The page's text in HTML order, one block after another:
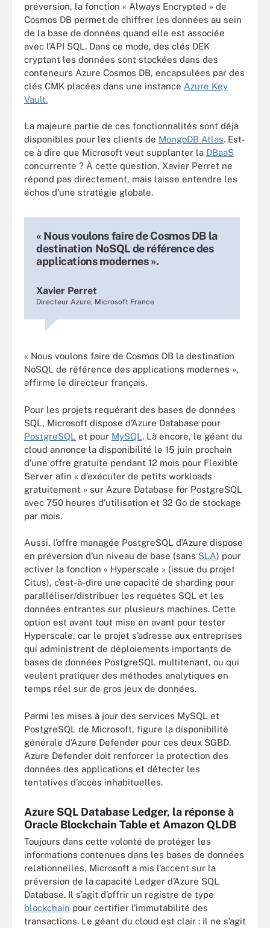
préversion, la fonction « Always Encrypted » de
Cosmos DB permet de chiffrer les données au sein
de la base de données quand elle est associée
avec l’API SQL. Dans ce mode, des clés DEK
cryptant les données sont stockées dans des
conteneurs Azure Cosmos DB, encapsulées par des
clés CMK placées dans une instance Azure Key
Vault.
La majeure partie de ces fonctionnalités sont déjà
disponibles pour les clients de MongoDB Atlas. Est-
ce à dire que Microsoft veut supplanter la DBaaS
concurrente ? À cette question, Xavier Perret ne
répond pas directement, mais laisse entendre les
échos d’une stratégie globale.
« Nous voulons faire de Cosmos DB la
destination NoSQL de référence des
applications modernes ».
Xavier Perret
Directeur Azure, Microsoft France
« Nous voulons faire de Cosmos DB la destination
NoSQL de référence des applications modernes »,
affirme le directeur français.
Pour les projets requérant des bases de données
SQL, Microsoft dispose d’Azure Database pour
PostgreSQL et pour MySQL. Là encore, le géant du
cloud annonce la disponibilité le 15 juin prochain
d’une offre gratuite pendant 12 mois pour Flexible
Server afin « d’exécuter de petits workloads
gratuitement » sur Azure Database for PostgreSQL
avec 750 heures d’utilisation et 32 Go de stockage
par mois.
Aussi, l’offre managée PostgreSQL d’Azure dispose
en préversion d’un niveau de base (sans SLA) pour
activer la fonction « Hyperscale » (issue du projet
Citus), c’est-à-dire une capacité de sharding pour
paralléliser/distribuer les requêtes SQL et les
données entrantes sur plusieurs machines. Cette
option est avant tout mise en avant pour tester
Hyperscale, car le projet s’adresse aux entreprises
qui administrent de déploiements importants de
bases de données PostgreSQL multitenant, ou qui
veulent pratiquer des méthodes analytiques en
temps réel sur de gros jeux de données.
Parmi les mises à jour des services MySQL et
PostgreSQL de Microsoft, figure la disponibilité
générale d’Azure Defender pour ces deux SGBD.
Azure Defender doit renforcer la protection des
données des applications et détecter les
tentatives d’accès inhabituelles.
Azure SQL Database Ledger, la réponse à
Oracle Blockchain Table et Amazon QLDB
Toujours dans cette volonté de protéger les
informations contenues dans les bases de données
relationnelles, Microsoft a mis l’accent sur la
préversion de la capacité Ledger d’Azure SQL
Database. Il s’agit d’offrir un registre de type
blockchain pour certifier l’immutabilité des
transactions. Le géant du cloud est clair : il ne s’agit